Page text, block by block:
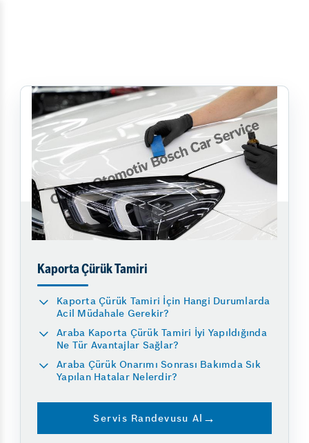
Kaporta Çürük Tamiri
Kaporta Çürük Tamiri İçin Hangi Durumlarda
Acil Müdahale Gerekir?
Araba Kaporta Çürük Tamiri İyi Yapıldığında
Ne Tür Avantajlar Sağlar?
Araba Çürük Onarımı Sonrası Bakımda Sık
Yapılan Hatalar Nelerdir?
Servis Randevusu Al